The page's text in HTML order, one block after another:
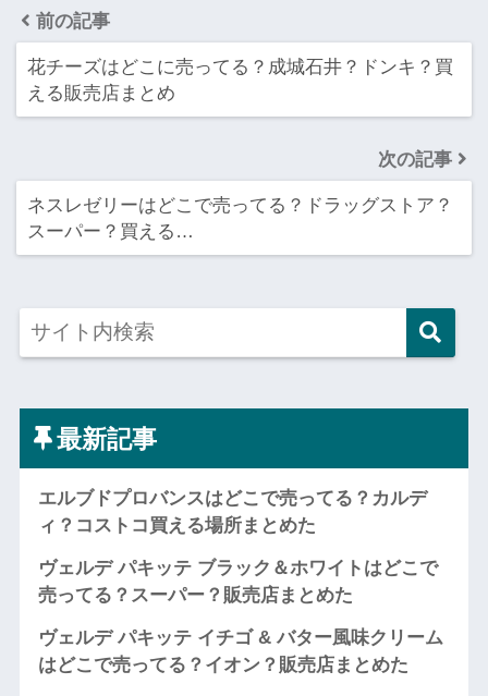
前の記事
花チーズはどこに売ってる？成城石井？ドンキ？買
える販売店まとめ
次の記事
ネスレゼリーはどこで売ってる？ドラッグストア？
スーパー？買える…
最新記事
エルブドプロバンスはどこで売ってる？カルデ
ィ？コストコ買える場所まとめた
ヴェルデ パキッテ ブラック＆ホワイトはどこで
売ってる？スーパー？販売店まとめた
ヴェルデ パキッテ イチゴ & バター風味クリーム
はどこで売ってる？イオン？販売店まとめた